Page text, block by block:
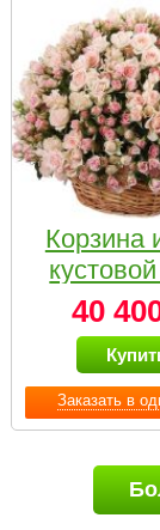
Заказать в
Корзина
нежных
40